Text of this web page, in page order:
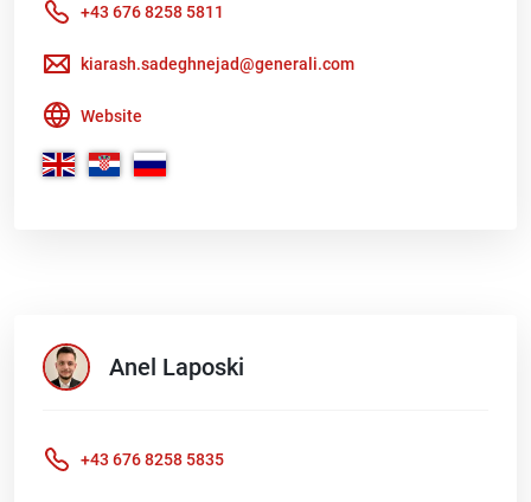
+43 676 8258 5811
kiarash.sadeghnejad@generali.com
Website
Anel Laposki
+43 676 8258 5835